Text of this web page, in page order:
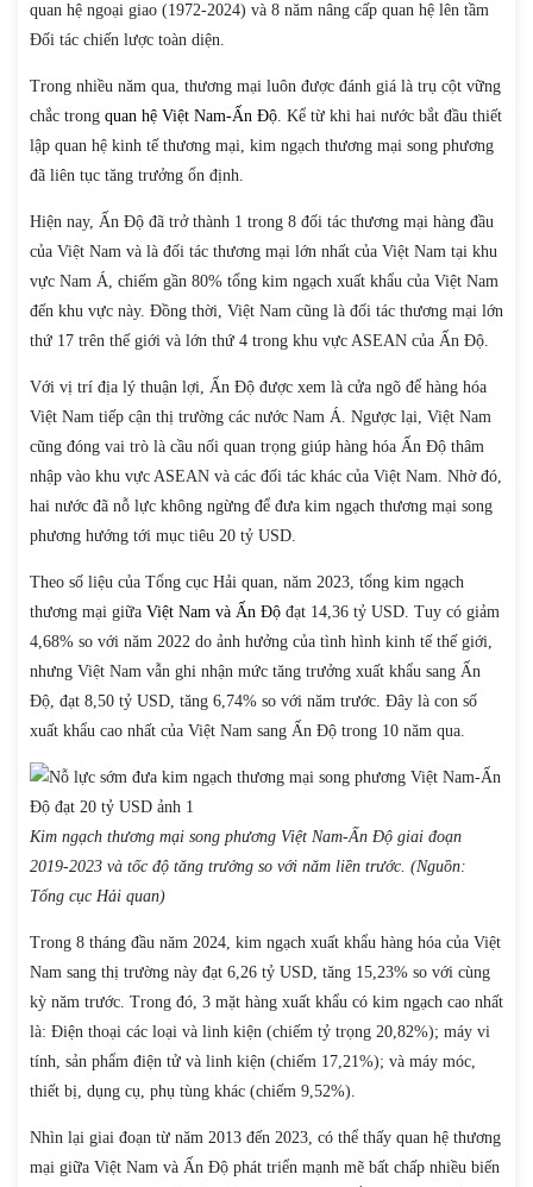
quan hệ ngoại giao (1972-2024) và 8 năm nâng cấp quan hệ lên tầm
Đối tác chiến lược toàn diện.
Trong nhiều năm qua, thương mại luôn được đánh giá là trụ cột vững
chắc trong quan hệ Việt Nam-Ấn Độ. Kể từ khi hai nước bắt đầu thiết
lập quan hệ kinh tế thương mại, kim ngạch thương mại song phương
đã liên tục tăng trưởng ổn định.
Hiện nay, Ấn Độ đã trở thành 1 trong 8 đối tác thương mại hàng đầu
của Việt Nam và là đối tác thương mại lớn nhất của Việt Nam tại khu
vực Nam Á, chiếm gần 80% tổng kim ngạch xuất khẩu của Việt Nam
đến khu vực này. Đồng thời, Việt Nam cũng là đối tác thương mại lớn
thứ 17 trên thế giới và lớn thứ 4 trong khu vực ASEAN của Ấn Độ.
Với vị trí địa lý thuận lợi, Ấn Độ được xem là cửa ngõ để hàng hóa
Việt Nam tiếp cận thị trường các nước Nam Á. Ngược lại, Việt Nam
cũng đóng vai trò là cầu nối quan trọng giúp hàng hóa Ấn Độ thâm
nhập vào khu vực ASEAN và các đối tác khác của Việt Nam. Nhờ đó,
hai nước đã nỗ lực không ngừng để đưa kim ngạch thương mại song
phương hướng tới mục tiêu 20 tỷ USD.
Theo số liệu của Tổng cục Hải quan, năm 2023, tổng kim ngạch
thương mại giữa Việt Nam và Ấn Độ đạt 14,36 tỷ USD. Tuy có giảm
4,68% so với năm 2022 do ảnh hưởng của tình hình kinh tế thế giới,
nhưng Việt Nam vẫn ghi nhận mức tăng trưởng xuất khẩu sang Ấn
Độ, đạt 8,50 tỷ USD, tăng 6,74% so với năm trước. Đây là con số
xuất khẩu cao nhất của Việt Nam sang Ấn Độ trong 10 năm qua.
Kim ngạch thương mại song phương Việt Nam-Ấn Độ giai đoạn
2019-2023 và tốc độ tăng trưởng so với năm liền trước. (Nguồn:
Tổng cục Hải quan)
Trong 8 tháng đầu năm 2024, kim ngạch xuất khẩu hàng hóa của Việt
Nam sang thị trường này đạt 6,26 tỷ USD, tăng 15,23% so với cùng
kỳ năm trước. Trong đó, 3 mặt hàng xuất khẩu có kim ngạch cao nhất
là: Điện thoại các loại và linh kiện (chiếm tỷ trọng 20,82%); máy vi
tính, sản phẩm điện tử và linh kiện (chiếm 17,21%); và máy móc,
thiết bị, dụng cụ, phụ tùng khác (chiếm 9,52%).
Nhìn lại giai đoạn từ năm 2013 đến 2023, có thể thấy quan hệ thương
mại giữa Việt Nam và Ấn Độ phát triển mạnh mẽ bất chấp nhiều biến